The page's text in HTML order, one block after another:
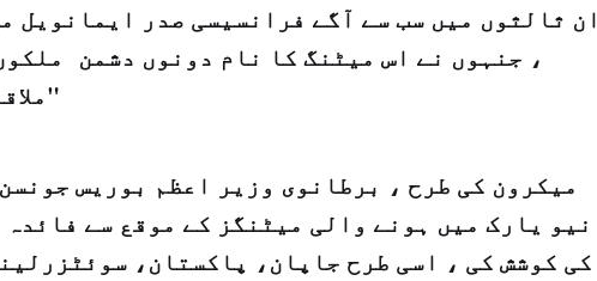
ان ثالثوں میں سب سے آگے فرانسیسی صدر ایمانویل
، جنہوں نے اس میٹنگ کا نام دونوں دشمن
میکرون کی طرح ، برطانوی وزیر اعظم بوریس
نیو یارک میں ہونے والی میٹنگز کے موقع سے
کی کوشش کی ، اسی طرح جاپان، پاکستان،